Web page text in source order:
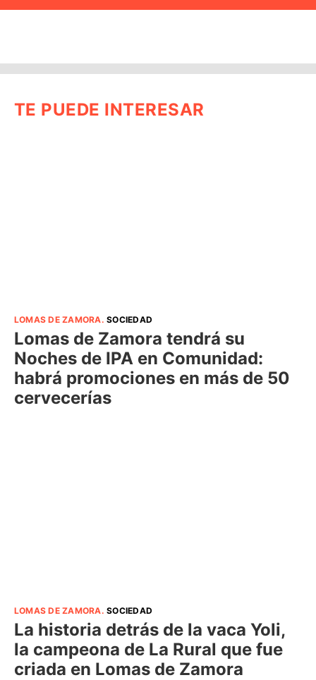
TE PUEDE INTERESAR
LOMAS DE ZAMORA.SOCIEDAD
Lomas de Zamora tendrá su
Noches de IPA en Comunidad:
habrá promociones en más de 50
cervecerías
LOMAS DE ZAMORA.SOCIEDAD
La historia detrás de la vaca Yoli,
la campeona de La Rural que fue
criada en Lomas de Zamora